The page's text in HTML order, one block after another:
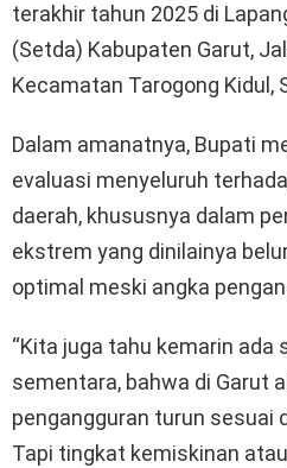
terakhir tahun 2025 di
(Setda) Kabupaten Garut,
Kecamatan Tarogong Kidul,
Dalam amanatnya, Bupati
evaluasi menyeluruh
daerah, khususnya dalam
ekstrem yang dinilainya
optimal meski angka
“Kita juga tahu kemarin ada
sementara, bahwa di Garut
pengangguran turun sesuai
Tapi tingkat kemiskinan